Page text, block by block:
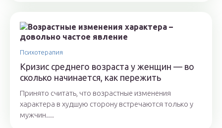
Психотерапия
Кризис среднего возраста у женщин — во
сколько начинается, как пережить
Принято считать, что возрастные изменения
характера в худшую сторону встречаются только у
мужчин....